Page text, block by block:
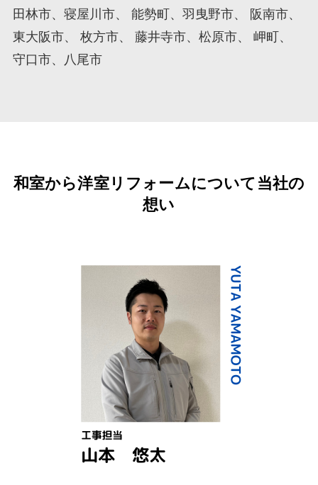
田林市、寝屋川市、 能勢町、羽曳野市、 阪南市、
東大阪市、 枚方市、 藤井寺市、松原市、 岬町、
守口市、八尾市
和室から洋室リフォームについて当社の
想い